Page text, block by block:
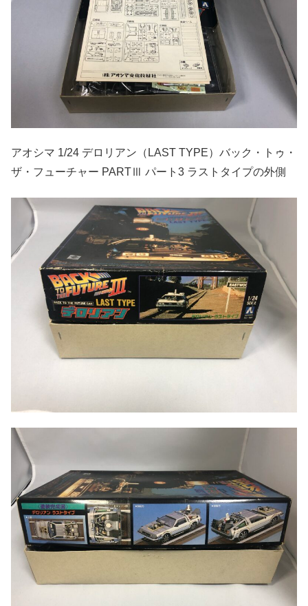
アオシマ 1/24 デロリアン（LAST TYPE）バック・トゥ・
ザ・フューチャー PARTⅢ パート3 ラストタイプの外側